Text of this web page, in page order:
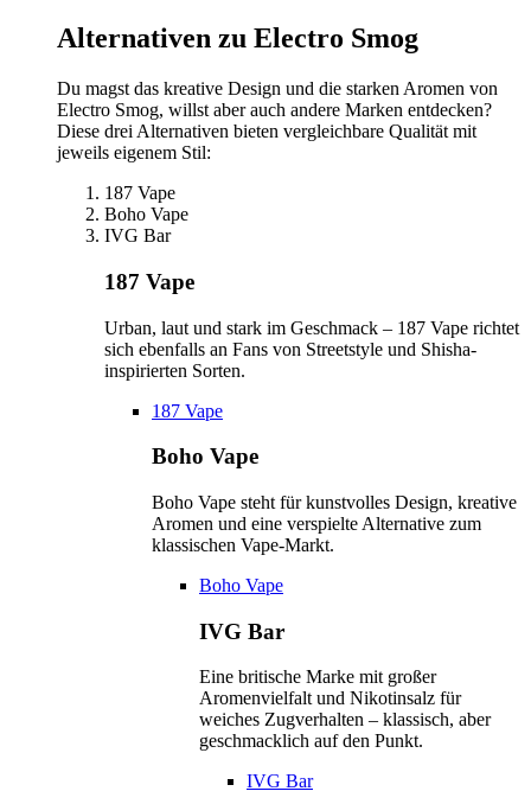
Alternativen zu Electro Smog
Du magst das kreative Design und die starken Aromen von
Electro Smog, willst aber auch andere Marken entdecken?
Diese drei Alternativen bieten vergleichbare Qualität mit
jeweils eigenem Stil:
187 Vape
Boho Vape
IVG Bar
187 Vape
Urban, laut und stark im Geschmack – 187 Vape richtet
sich ebenfalls an Fans von Streetstyle und Shisha-
inspirierten Sorten.
187 Vape
Boho Vape
Boho Vape steht für kunstvolles Design, kreative
Aromen und eine verspielte Alternative zum
klassischen Vape-Markt.
Boho Vape
IVG Bar
Eine britische Marke mit großer
Aromenvielfalt und Nikotinsalz für
weiches Zugverhalten – klassisch, aber
geschmacklich auf den Punkt.
IVG Bar